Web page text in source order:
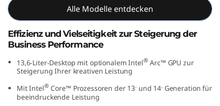
5
Alle Modelle entdecken
Effizienz und Vielseitigkeit zur Steigerung der
Business Performance
13,6-Liter-Desktop mit optionalem Intel® Arc™ GPU zur
Steigerung Ihrer kreativen Leistung
Mit Intel® Core™ Prozessoren der 13. und 14.Generation für
beeindruckende Leistung